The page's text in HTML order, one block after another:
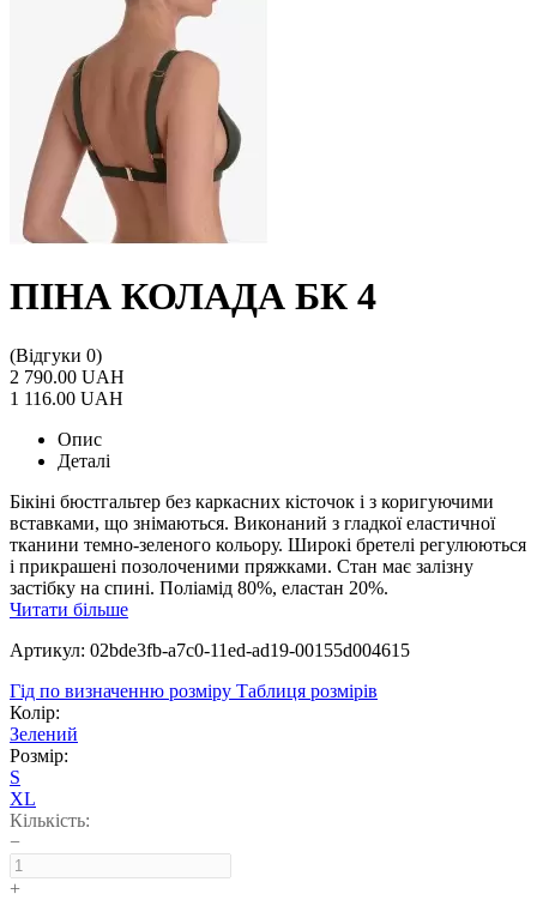
ПІНА КОЛАДА БК 4
(Відгуки 0)
2 790.00 UAH
1 116.00 UAH
Опис
Деталі
Бікіні бюстгальтер без каркасних кісточок і з коригуючими
вставками, що знімаються. Виконаний з гладкої еластичної
тканини темно-зеленого кольору. Широкі бретелі регулюються
і прикрашені позолоченими пряжками. Cтан має залізну
застібку на спині. Поліамід 80%, еластан 20%.
Читати більше
Артикул: 02bde3fb-a7c0-11ed-ad19-00155d004615
Гід по визначенню розміру Таблиця розмірів
Колір:
Зелений
Розмір:
S
XL
Кількість:
−
+